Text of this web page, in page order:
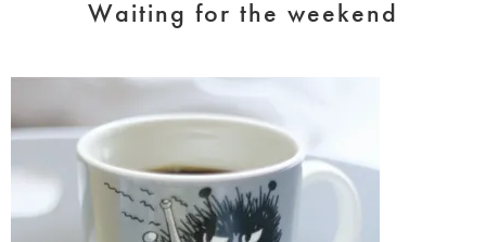
Waiting for the weekend